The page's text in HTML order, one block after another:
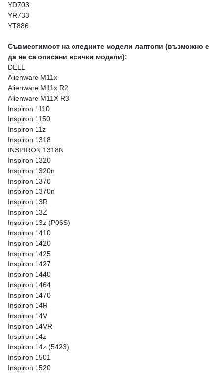
YD703
YR733
YT886
Съвместимост на следните модели лаптопи (възможно е
да не са описани всички модели):
DELL
Alienware M11x
Alienware M11x R2
Alienware M11X R3
Inspiron 1110
Inspiron 1150
Inspiron 11z
Inspiron 1318
INSPIRON 1318N
Inspiron 1320
Inspiron 1320n
Inspiron 1370
Inspiron 1370n
Inspiron 13R
Inspiron 13Z
Inspiron 13z (P06S)
Inspiron 1410
Inspiron 1420
Inspiron 1425
Inspiron 1427
Inspiron 1440
Inspiron 1464
Inspiron 1470
Inspiron 14R
Inspiron 14V
Inspiron 14VR
Inspiron 14z
Inspiron 14z (5423)
Inspiron 1501
Inspiron 1520